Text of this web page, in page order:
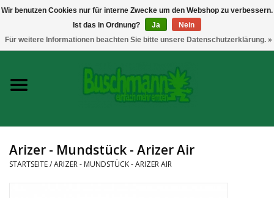
Growshop
Messtechnik
Headshop
Arizer - Mundstück - Arizer Air
STARTSEITE/ARIZER - MUNDSTÜCK - ARIZER AIR
Wir benutzen Cookies nur für interne Zwecke um den Webshop zu verbessern.
Ist das in Ordnung?
Ja
Nein
Für weitere Informationen beachten Sie bitte unsere Datenschutzerklärung. »